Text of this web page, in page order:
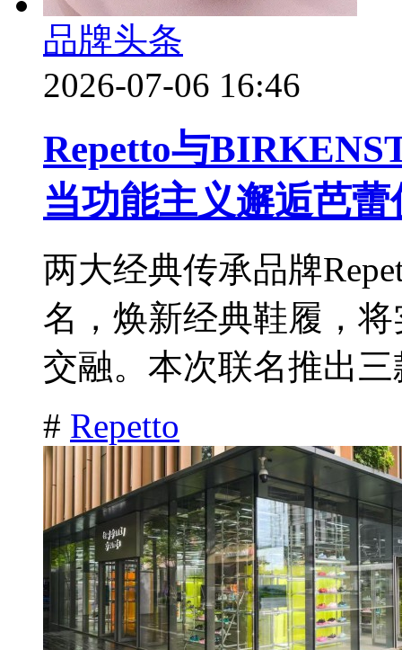
品牌头条
2026-07-06 16:46
Repetto与
当功能主义邂逅芭蕾
两大经典传承品牌
名，焕新经典鞋履，
交融。本次联名推出
# Repetto